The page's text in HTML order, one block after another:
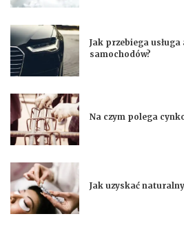
Jak przebiega
samochodów?
Na czym polega
Jak uzyskać